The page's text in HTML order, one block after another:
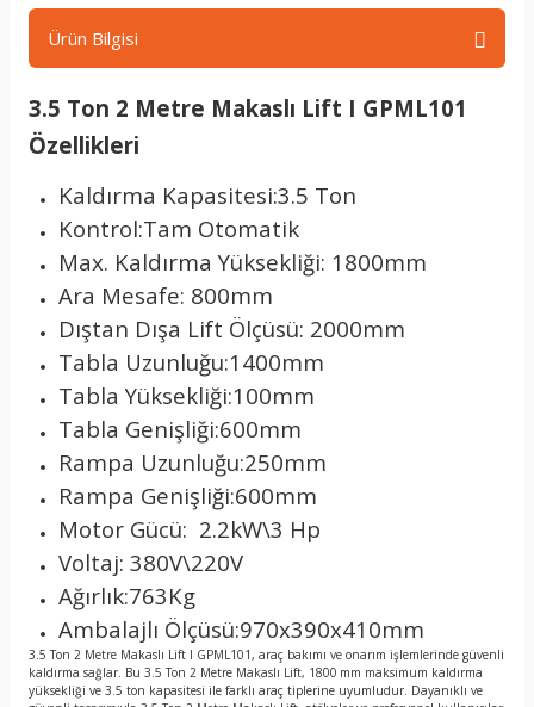
Ürün Bilgisi
3.5 Ton 2 Metre Makaslı Lift I GPML101
Özellikleri
Kaldırma Kapasitesi:3.5 Ton
Kontrol:Tam Otomatik
Max. Kaldırma Yüksekliği: 1800mm
Ara Mesafe: 800mm
Dıştan Dışa Lift Ölçüsü: 2000mm
Tabla Uzunluğu:1400mm
Tabla Yüksekliği:100mm
Tabla Genişliği:600mm
Rampa Uzunluğu:250mm
Rampa Genişliği:600mm
Motor Gücü: 2.2kW\3 Hp
Voltaj: 380V\220V
Ağırlık:763Kg
Ambalajlı Ölçüsü:970x390x410mm
3.5 Ton 2 Metre Makaslı Lift I GPML101, araç bakımı ve onarım işlemlerinde güvenli
kaldırma sağlar. Bu 3.5 Ton 2 Metre Makaslı Lift, 1800 mm maksimum kaldırma
yüksekliği ve 3.5 ton kapasitesi ile farklı araç tiplerine uyumludur. Dayanıklı ve